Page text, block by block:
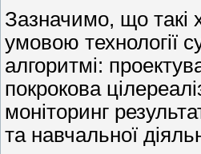
Зазначимо, що такі
умовою технології
алгоритмі:
покрокова
моніторинг
та навчальної